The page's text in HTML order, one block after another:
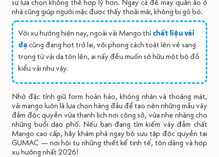
nhà cũng giúp người mặc được thấy thoải mái, không bị gò bó.
Với xu hướng hiện nay, ngoài vải Mango thì chất liệu vải
dạ cũng đang hot trở lại, với phong cách toát lên vẻ sang
trọng từ vải dạ tôn lên, ai nấy đều muốn sở hữu một bộ đồ
kiểu vải như vậy.
Nhờ đặc tính giữ form hoàn hảo, không nhăn và thoáng mát,
vải mango luôn là lựa chọn hàng đầu để tạo nên những mẫu váy
đầm độc quyền vừa thanh lịch nơi công sở, vừa nhẹ nhàng cho
những buổi dạo phố. Nếu bạn đang tìm kiếm váy đầm chất
Mango cao cấp, hãy khám phá ngay bộ sưu tập độc quyền tại
GUMAC — nơi hội tụ những thiết kế tinh tế, tôn dáng và hợp
xu hướng nhất 2026!